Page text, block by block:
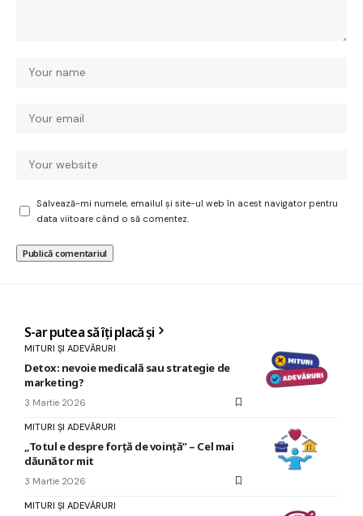
Salvează-mi numele, emailul și site-ul web în acest navigator pentru
data viitoare când o să comentez.
S-ar putea să îți placă și
MITURI ȘI ADEVĂRURI
Detox: nevoie medicală sau strategie de
marketing?
3 Martie 2026
MITURI ȘI ADEVĂRURI
„Totul e despre forță de voință” – Cel mai
dăunător mit
3 Martie 2026
MITURI ȘI ADEVĂRURI